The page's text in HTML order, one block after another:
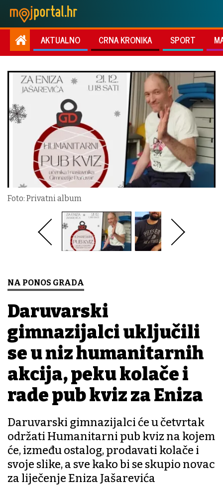
AKTUALNO CRNA KRONIKA SPORT
Foto: Privatni album
NA PONOS GRADA
Daruvarski
gimnazijalci uključili
se u niz humanitarnih
akcija, peku kolače i
rade pub kviz za Eniza
Daruvarski gimnazijalci će u četvrtak
održati Humanitarni pub kviz na kojem
će, između ostalog, prodavati kolače i
svoje slike, a sve kako bi se skupio novac
za liječenje Eniza Jašarevića